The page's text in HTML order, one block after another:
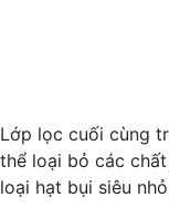
Lớp lọc cuối cùng
thể loại bỏ các
loại hạt bụi siêu